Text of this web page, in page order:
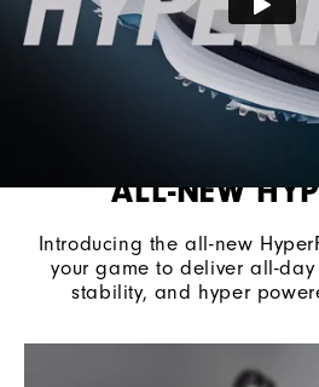
ALL-NEW
Introducing the all-new
your game to deliver all-day
stability, and hyper